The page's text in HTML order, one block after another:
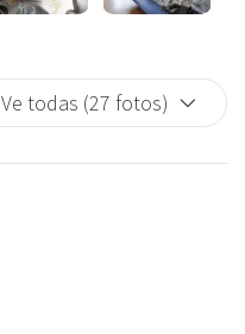
Ve todas (27 fotos)